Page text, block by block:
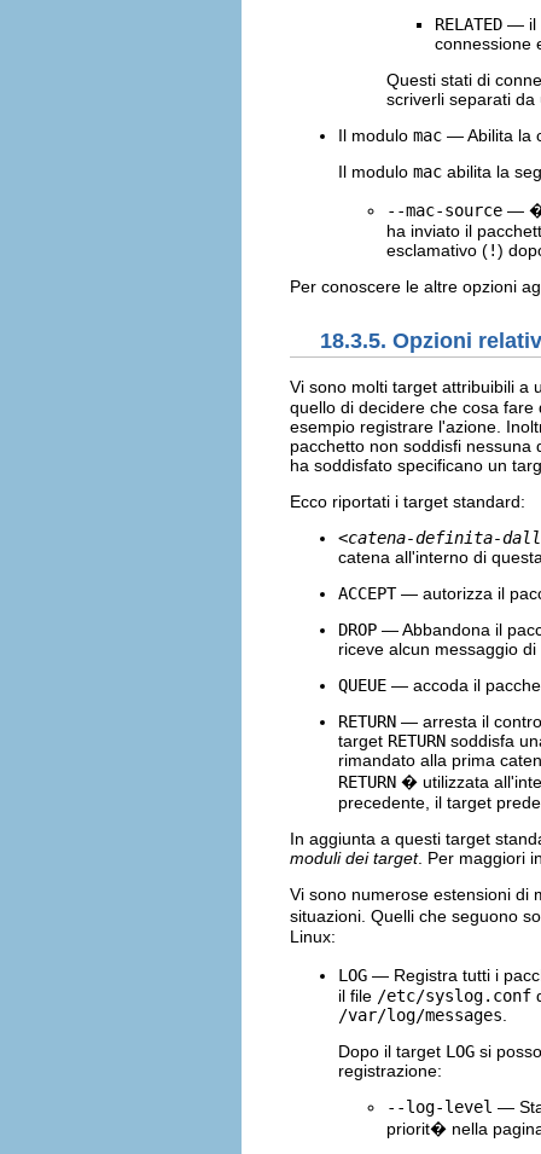
RELATED — il
connessione
Questi stati di
scriverli separati
Il modulo mac — Abilita la
Il modulo mac abilita la
--mac-source — �
ha inviato il
esclamativo (!)
Per conoscere le altre opzioni
18.3.5. Opzioni
Vi sono molti target attribuibili a
quello di decidere che cosa
esempio registrare l'azione.
pacchetto non soddisfi
ha soddisfato specificano un
Ecco riportati i target standard:
<catena-definita-
catena all'interno di
ACCEPT— autorizza il
DROP — Abbandona il
riceve alcun messaggio
QUEUE — accoda il
RETURN — arresta il
target RETURN soddisfa
rimandato alla prima
RETURN � utilizzata
precedente, il target
In aggiunta a questi target
moduli dei target. Per maggiori
Vi sono numerose estensioni di
situazioni. Quelli che seguono
Linux:
LOG — Registra tutti i
il file /etc/syslog.conf
/var/log/messages
Dopo il target LOG si
registrazione:
--log-level —
priorit� nella